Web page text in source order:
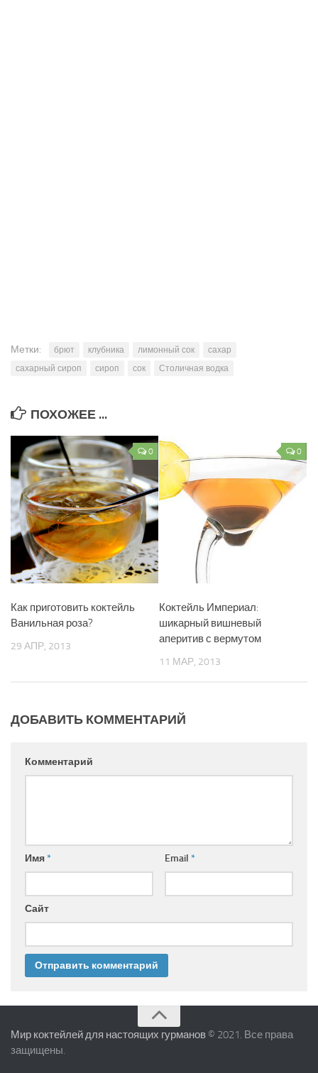
Метки: брют клубника лимонный сок
сахар
сахарный сироп
сироп сок Столичная водка
ПОХОЖЕЕ ...
0
Как приготовить коктейль
Ванильная роза?
29 АПР, 2013
0
Коктейль Империал:
шикарный вишневый
аперитив с вермутом
11 МАР, 2013
ДОБАВИТЬ КОММЕНТАРИЙ
Комментарий
Имя* Email *
Сайт
Мир коктейлей для настоящих гурманов © 2021. Все права
защищены.